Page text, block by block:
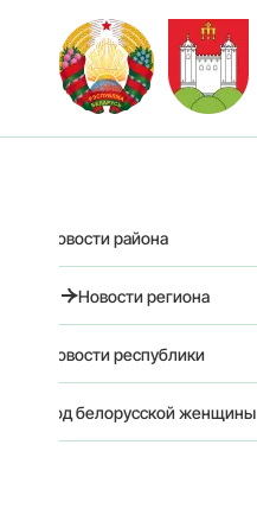
Новости района
Новости региона
Новости республики
Год белорусской женщины